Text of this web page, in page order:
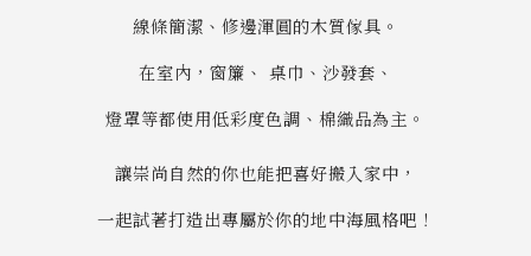
線條簡潔、修邊渾圓的木質傢具。
在室內，窗簾、 桌巾、沙發套、
燈罩等都使用低彩度色調、棉織品為主。
讓崇尚自然的你也能把喜好搬入家中，
一起試著打造出專屬於你的地中海風格吧！